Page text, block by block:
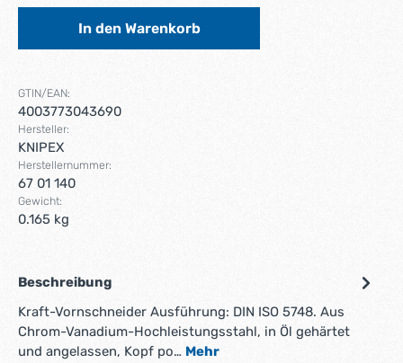
In den Warenkorb
GTIN/EAN:
4003773043690
Hersteller:
KNIPEX
Herstellernummer:
67 01 140
Gewicht:
0.165 kg
Beschreibung
Kraft-Vornschneider Ausführung: DIN ISO 5748. Aus
Chrom-Vanadium-Hochleistungsstahl, in Öl gehärtet
und angelassen, Kopf po… Mehr